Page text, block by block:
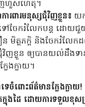
ញហួសហេតុ។
ាការពារមនុស្សជុំវិញខ្លួន៖ យ
ៅចែករំលែកបន្ត ដោយ
មិត្តភក្តិ និងចែករំលែក
ញខ្លួន ឲ្យបានយល់ដឹងទ
ែងក្លាយ។
េចំពោះព័ត៌មានក្លែងក្លាយ!
ក្នុងដៃ ដោយការទទួលខុស